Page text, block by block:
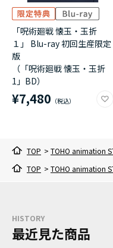
「呪術廻戦 懐玉・玉折
１」 Blu-ray 初回生産限定
版
（「呪術廻戦 懐玉・玉折
1」BD）
¥7,480
TOP > TOHO animation
TOP > TOHO animation
HISTORY
最近見た商品